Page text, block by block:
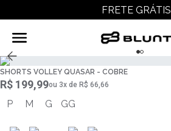
FRETE GRÁTIS
SHORTS VOLLEY QUASAR - COBRE
R$ 199,99ou 3x de R$ 66,66
P M G GG